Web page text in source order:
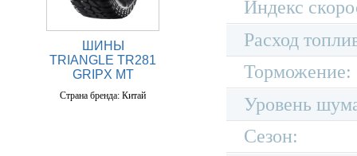
ШИНЫ
TRIANGLE TR281
GRIPX MT
Страна бренда: Китай
Индекс
Расход
Торможение:
Уровень
Сезон: